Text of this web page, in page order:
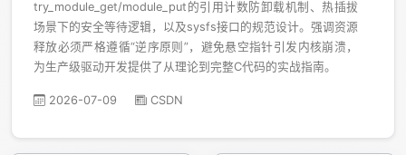
try_module_get/module_put的引用计数防卸载机制、热插拔
场景下的安全等待逻辑，以及sysfs接口的规范设计。强调资源
释放必须严格遵循“逆序原则”，避免悬空指针引发内核崩溃，
为生产级驱动开发提供了从理论到完整C代码的实战指南。
2026-07-09 CSDN